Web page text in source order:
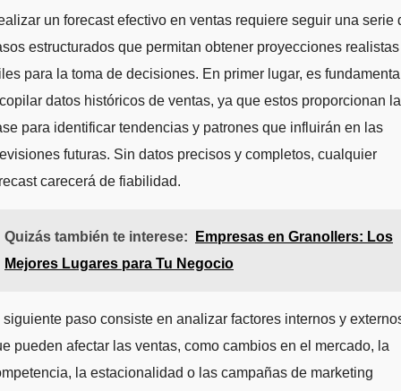
un forecast efectivo en ventas requiere seguir una serie
estructurados que permitan obtener proyecciones
para la toma de decisiones. En primer lugar, es
datos históricos de ventas, ya que estos proporcionan la
para identificar tendencias y patrones que influirán en las
futuras. Sin datos precisos y completos, cualquier
carecerá de fiabilidad.
Quizás también te interese:
Empresas en Granollers: Los
Mejores Lugares para Tu Negocio
siguiente paso consiste en analizar factores internos y
pueden afectar las ventas, como cambios en el mercado, la
la estacionalidad o las campañas de marketing